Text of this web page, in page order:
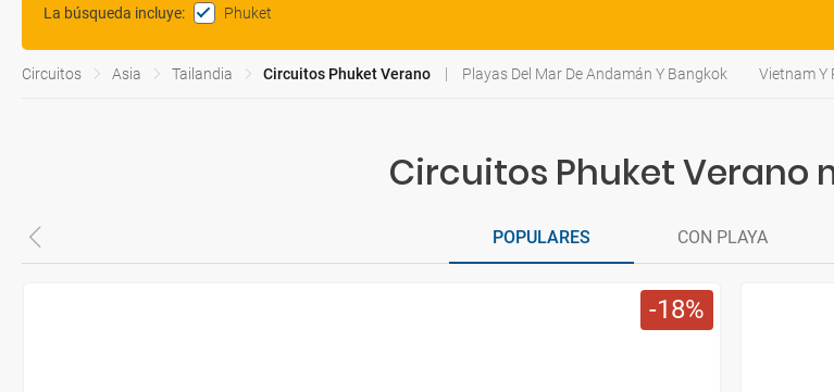
La búsqueda incluye: Phuket
Circuitos Asia Tailandia Circuitos Phuket Verano Playas Del Mar De Andamán Y Bangkok Vietnam Y
Circuitos Phuket Verano
POPULARES CON PLAYA
18